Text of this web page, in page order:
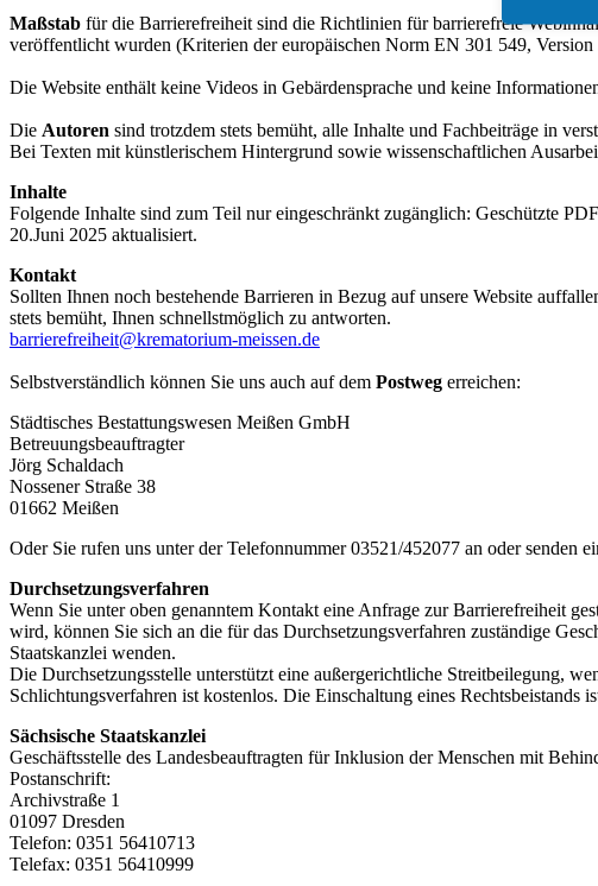
Maßstab für die Barrierefreiheit sind die Richtlinien für barrierefreie
veröffentlicht wurden (Kriterien der europäischen Norm EN 301 549,
Die Website enthält keine Videos in Gebärdensprache und keine
Die Autoren sind trotzdem stets bemüht, alle Inhalte und Fachbeiträge in
Bei Texten mit künstlerischem Hintergrund sowie wissenschaftlichen
Inhalte
Folgende Inhalte sind zum Teil nur eingeschränkt zugänglich: Geschützte
20.Juni 2025 aktualisiert.
Kontakt
Sollten Ihnen noch bestehende Barrieren in Bezug auf unsere Website
stets bemüht, Ihnen schnellstmöglich zu antworten.
barrierefreiheit@krematorium-meissen.de
Selbstverständlich können Sie uns auch auf dem Postweg erreichen:
Städtisches Bestattungswesen Meißen GmbH
Betreuungsbeauftragter
Jörg Schaldach
Nossener Straße 38
01662 Meißen
Oder Sie rufen uns unter der Telefonnummer 03521/452077 an oder senden
Durchsetzungsverfahren
Wenn Sie unter oben genanntem Kontakt eine Anfrage zur Barrierefreiheit
wird, können Sie sich an die für das Durchsetzungsverfahren zuständige
Staatskanzlei wenden.
Die Durchsetzungsstelle unterstützt eine außergerichtliche Streitbeilegung,
Schlichtungsverfahren ist kostenlos. Die Einschaltung eines Rechtsbeistands
Sächsische Staatskanzlei
Geschäftsstelle des Landesbeauftragten für Inklusion der Menschen mit
Postanschrift:
Archivstraße 1
01097 Dresden
Telefon: 0351 56410713
Telefax: 0351 56410999